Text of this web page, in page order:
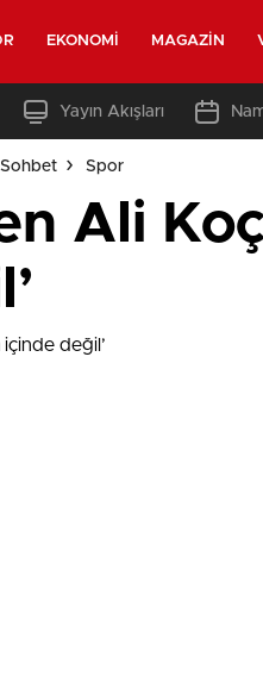
EKONOMI MAGAZIN
Yayın Akışları
Spor
Ali